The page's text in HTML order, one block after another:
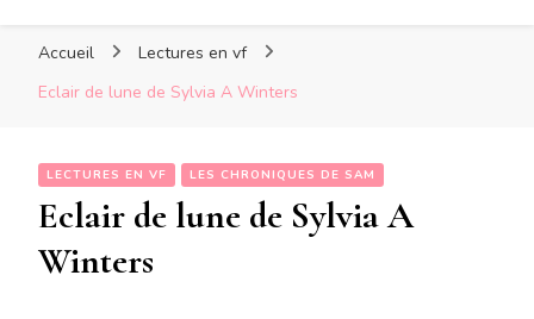
sirène en plastique
Accueil
Lectures en vf
Eclair de lune de Sylvia A Winters
LECTURES EN VF LES CHRONIQUES DE SAM
Eclair de lune de Sylvia A
Winters